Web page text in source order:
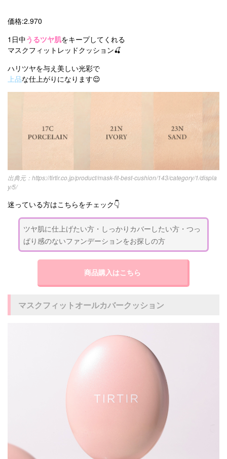
価格:2.970
1日中うるツヤ肌をキープしてくれる
マスクフィットレッドクッション🍒
ハリツヤを与え美しい光彩で
上品な仕上がりになります😌
https://tirtir.co.jp/product/mask-fit-best-cushion/143/category/1/displa
y/5/
迷っている方はこちらをチェック👇
ツヤ肌に仕上げたい方・しっかりカバーしたい方・つっ
ぱり感のないファンデーションをお探しの方
商品購入はこちら
マスクフィットオールカバークッション